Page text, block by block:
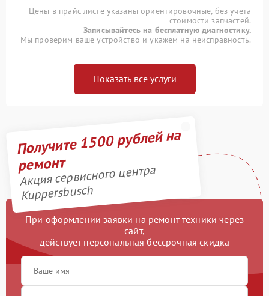
Цены в прайс-листе указаны ориентировочные, без учета
стоимости запчастей.
Записывайтесь на бесплатную диагностику.
Мы проверим ваше устройство и укажем на неисправность.
Показать все услуги
Получите 1500 рублей на
ремонт
Акция сервисного центра
Kuppersbusch
При оформлении заявки на ремонт техники через
сайт,
действует персональная бессрочная скидка